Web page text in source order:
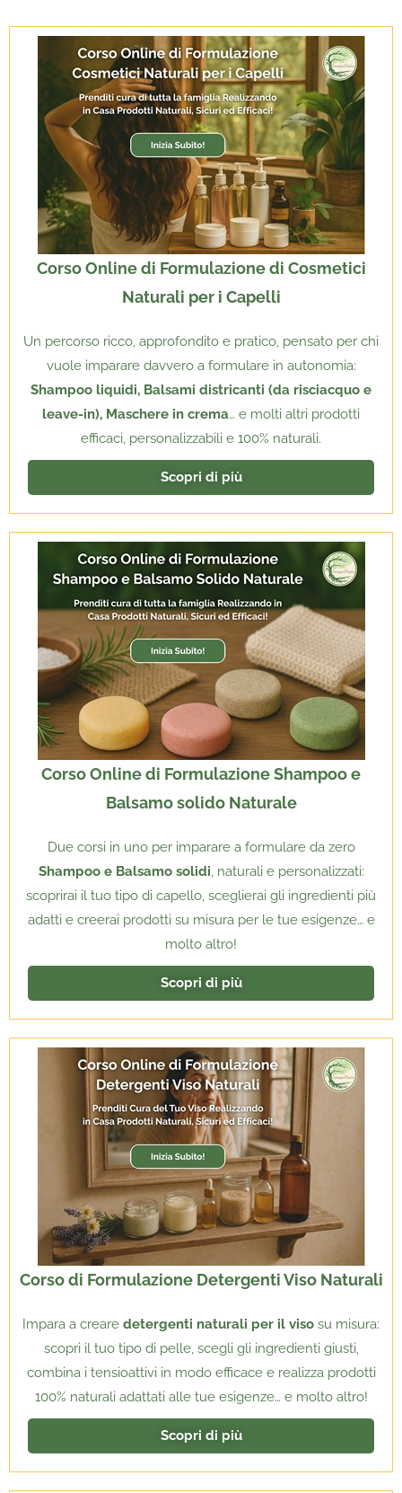
Corso Online di Formulazione di Cosmetici
Naturali per i Capelli
Un percorso ricco, approfondito e pratico, pensato per chi
vuole imparare davvero a formulare in autonomia:
Shampoo liquidi, Balsami districanti (da risciacquo e
leave-in), Maschere in crema… e molti altri prodotti
efficaci, personalizzabili e 100% naturali.
Scopri di più
Corso Online di Formulazione Shampoo e
Balsamo solido Naturale
Due corsi in uno per imparare a formulare da zero
Shampoo e Balsamo solidi, naturali e personalizzati:
scoprirai il tuo tipo di capello, sceglierai gli ingredienti più
adatti e creerai prodotti su misura per le tue esigenze… e
molto altro!
Scopri di più
Corso di Formulazione Detergenti Viso Naturali
Impara a creare detergenti naturali per il viso su misura:
scopri il tuo tipo di pelle, scegli gli ingredienti giusti,
combina i tensioattivi in modo efficace e realizza prodotti
100% naturali adattati alle tue esigenze… e molto altro!
Scopri di più